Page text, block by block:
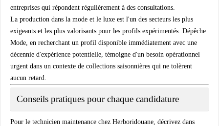
entreprises qui répondent régulièrement à des consultations.
La production dans la mode et le luxe est l'un des secteurs les plus
exigeants et les plus valorisants pour les profils expérimentés. Dépêche
Mode, en recherchant un profil disponible immédiatement avec une
décennie d'expérience potentielle, témoigne d'un besoin opérationnel
urgent dans un contexte de collections saisonnières qui ne tolèrent
aucun retard.
Conseils pratiques pour chaque candidature
Pour le technicien maintenance chez Herboridouane, décrivez dans